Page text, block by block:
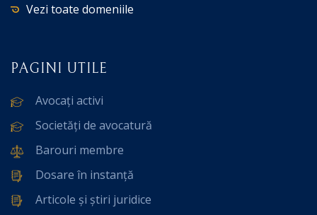
Vezi toate domeniile
PAGINI UTILE
Avocați activi
Societăți de avocatură
Barouri membre
Dosare în instanță
Articole și știri juridice